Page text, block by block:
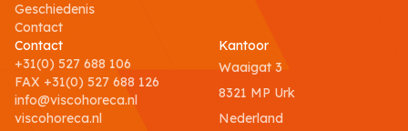
Geschiedenis
Contact
Contact
+31(0) 527 688 106
FAX +31(0) 527 688 126
info@viscohoreca.nl
viscohoreca.nl
Kantoor
Waaigat 3
8321 MP Urk
Nederland